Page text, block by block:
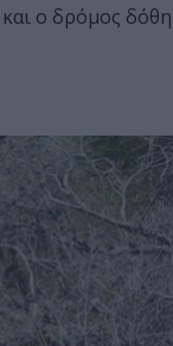
ο δρόμος